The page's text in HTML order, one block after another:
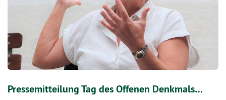
Pressemitteilung Tag des Offenen Denkmals…